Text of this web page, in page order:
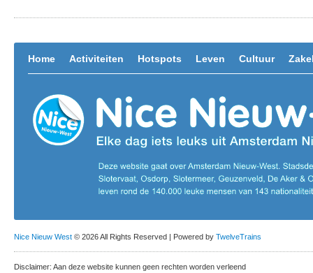
Home Activiteiten Hotspots Leven Cultuur
Nice Nieuw West © 2026 All Rights Reserved | Powered by TwelveTrains
Disclaimer: Aan deze website kunnen geen rechten worden verleend